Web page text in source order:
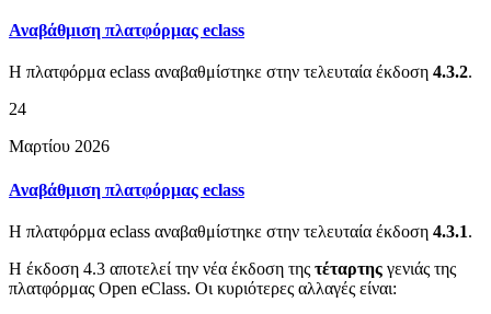
Αναβάθμιση πλατφόρμας eclass
Η πλατφόρμα eclass αναβαθμίστηκε στην τελευταία έκδοση 4.3.2.
24
Μαρτίου 2026
Αναβάθμιση πλατφόρμας eclass
Η πλατφόρμα eclass αναβαθμίστηκε στην τελευταία έκδοση 4.3.1.
Η έκδοση 4.3 αποτελεί την νέα έκδοση της τέταρτης γενιάς της
πλατφόρμας Open eClass. Οι κυριότερες αλλαγές είναι: